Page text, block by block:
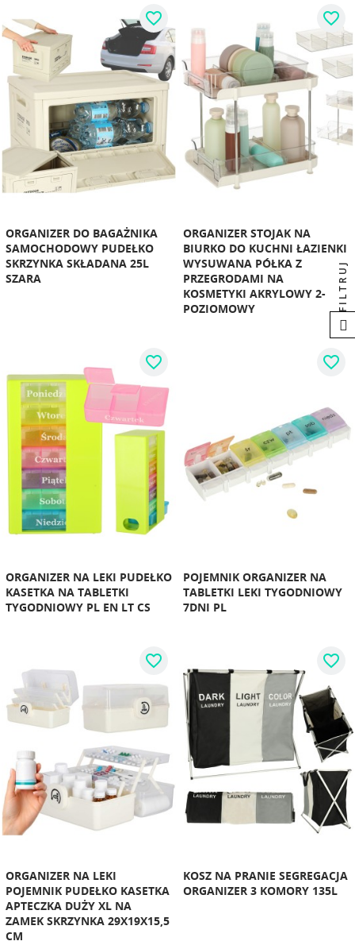
ORGANIZER DO BAGAŻNIKA
SAMOCHODOWY PUDEŁKO
SKRZYNKA SKŁADANA 25L
SZARA
favorite_border
ORGANIZER STOJAK NA
BIURKO DO KUCHNI ŁAZIENKI
WYSUWANA PÓŁKA Z
PRZEGRODAMI NA
KOSMETYKI AKRYLOWY 2-
POZIOMOWY
favorite_border
ORGANIZER NA LEKI PUDEŁKO
KASETKA NA TABLETKI
TYGODNIOWY PL EN LT CS
favorite_border
POJEMNIK ORGANIZER NA
TABLETKI LEKI TYGODNIOWY
7DNI PL
favorite_border
ORGANIZER NA LEKI
POJEMNIK PUDEŁKO KASETKA
APTECZKA DUŻY XL NA
ZAMEK SKRZYNKA 29X19X15,5
CM
favorite_border
KOSZ NA PRANIE SEGREGACJA
ORGANIZER 3 KOMORY 135L
favorite_border
FILTRUJ